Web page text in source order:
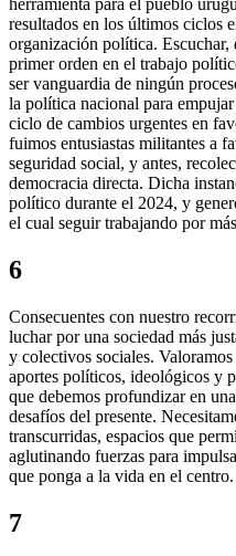
herramienta para el pueblo
resultados en los últimos ciclos
organización política. Escuchar,
primer orden en el trabajo
ser vanguardia de ningún
la política nacional para
ciclo de cambios urgentes en
fuimos entusiastas militantes a
seguridad social, y antes,
democracia directa. Dicha
político durante el 2024, y
el cual seguir trabajando por
6
Consecuentes con nuestro
luchar por una sociedad más
y colectivos sociales.
aportes políticos, ideológicos y
que debemos profundizar en
desafíos del presente.
transcurridas, espacios que
aglutinando fuerzas para
que ponga a la vida en el centro.
7